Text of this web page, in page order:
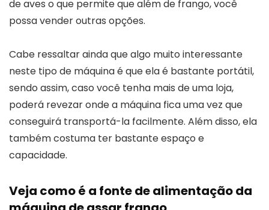
de aves o que permite que além de frango, você
possa vender outras opções.
Cabe ressaltar ainda que algo muito interessante
neste tipo de máquina é que ela é bastante portátil,
sendo assim, caso você tenha mais de uma loja,
poderá revezar onde a máquina fica uma vez que
conseguirá transportá-la facilmente. Além disso, ela
também costuma ter bastante espaço e
capacidade.
Veja como é a fonte de alimentação da